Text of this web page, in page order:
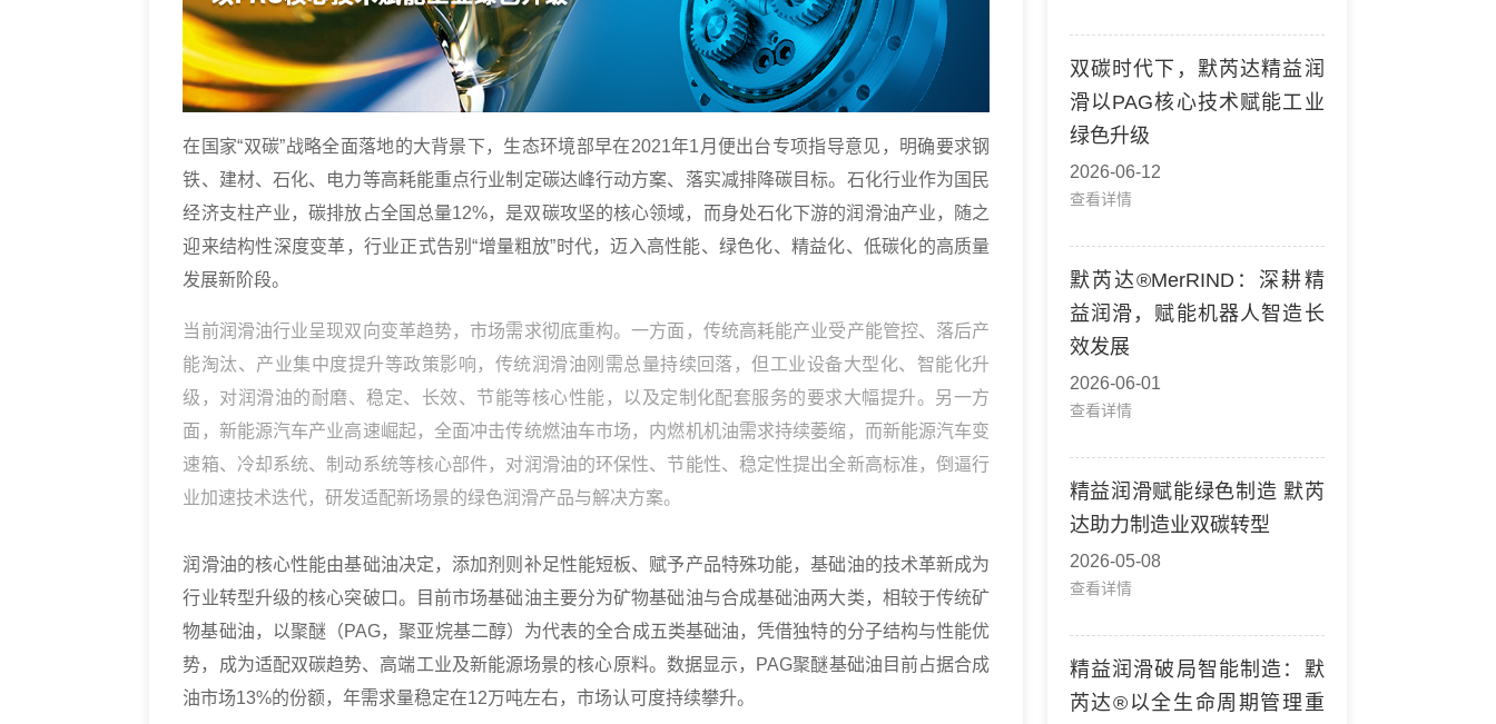
在国家“双碳”战略全面落地的大背景下，生态环境部早在2021年1月便出台专项指导意见，明确要求钢
铁、建材、石化、电力等高耗能重点行业制定碳达峰行动方案、落实减排降碳目标。石化行业作为国民
经济支柱产业，碳排放占全国总量12%，是双碳攻坚的核心领域，而身处石化下游的润滑油产业，随之
迎来结构性深度变革，行业正式告别“增量粗放”时代，迈入高性能、绿色化、精益化、低碳化的高质量
发展新阶段。
当前润滑油行业呈现双向变革趋势，市场需求彻底重构。一方面，传统高耗能产业受产能管控、落后产
能淘汰、产业集中度提升等政策影响，传统润滑油刚需总量持续回落，但工业设备大型化、智能化升
级，对润滑油的耐磨、稳定、长效、节能等核心性能，以及定制化配套服务的要求大幅提升。另一方
面，新能源汽车产业高速崛起，全面冲击传统燃油车市场，内燃机机油需求持续萎缩，而新能源汽车变
速箱、冷却系统、制动系统等核心部件，对润滑油的环保性、节能性、稳定性提出全新高标准，倒逼行
业加速技术迭代，研发适配新场景的绿色润滑产品与解决方案。
润滑油的核心性能由基础油决定，添加剂则补足性能短板、赋予产品特殊功能，基础油的技术革新成为
行业转型升级的核心突破口。目前市场基础油主要分为矿物基础油与合成基础油两大类，相较于传统矿
物基础油，以聚醚（PAG，聚亚烷基二醇）为代表的全合成五类基础油，凭借独特的分子结构与性能优
势，成为适配双碳趋势、高端工业及新能源场景的核心原料。数据显示，PAG聚醚基础油目前占据合成
油市场13%的份额，年需求量稳定在12万吨左右，市场认可度持续攀升。
双碳时代下，默芮达精益润
滑以PAG核心技术赋能工业
绿色升级
2026-06-12
查看详情
默芮达®MerRIND：深耕精
益润滑，赋能机器人智造长
效发展
2026-06-01
查看详情
精益润滑赋能绿色制造 默芮
达助力制造业双碳转型
2026-05-08
查看详情
精益润滑破局智能制造：默
芮达®以全生命周期管理重